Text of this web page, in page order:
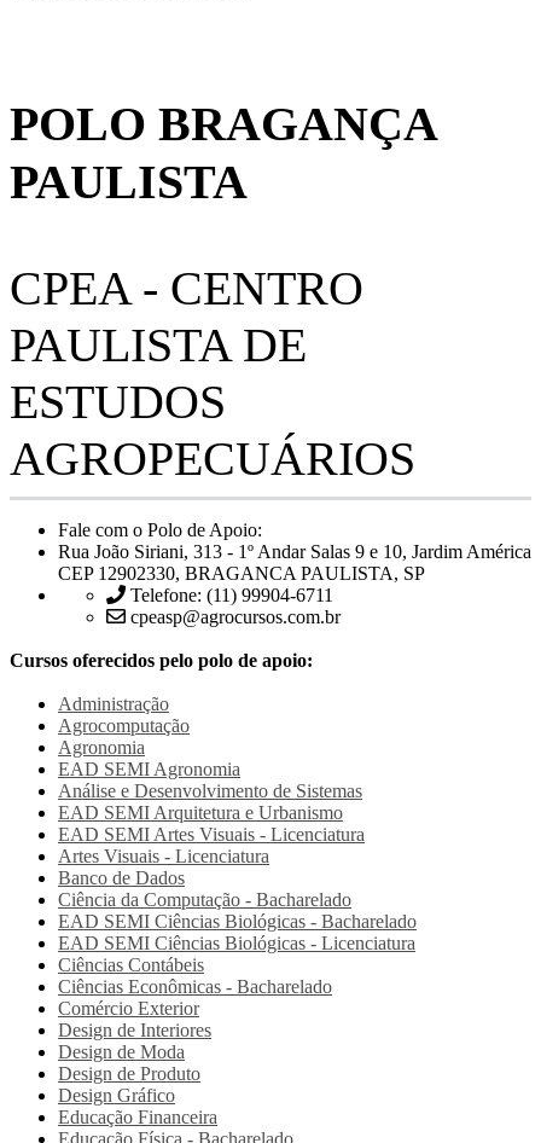
POLO BRAGANÇA
PAULISTA
CPEA - CENTRO
PAULISTA DE
ESTUDOS
AGROPECUÁRIOS
Fale com o Polo de Apoio:
Rua João Siriani, 313 - 1º Andar Salas 9 e 10, Jardim América
CEP 12902330, BRAGANCA PAULISTA, SP
Telefone: (11) 99904-6711
cpeasp@agrocursos.com.br
Cursos oferecidos pelo polo de apoio:
Administração
Agrocomputação
Agronomia
EAD SEMI Agronomia
Análise e Desenvolvimento de Sistemas
EAD SEMI Arquitetura e Urbanismo
EAD SEMI Artes Visuais - Licenciatura
Artes Visuais - Licenciatura
Banco de Dados
Ciência da Computação - Bacharelado
EAD SEMI Ciências Biológicas - Bacharelado
EAD SEMI Ciências Biológicas - Licenciatura
Ciências Contábeis
Ciências Econômicas - Bacharelado
Comércio Exterior
Design de Interiores
Design de Moda
Design de Produto
Design Gráfico
Educação Financeira
Educação Física - Bacharelado